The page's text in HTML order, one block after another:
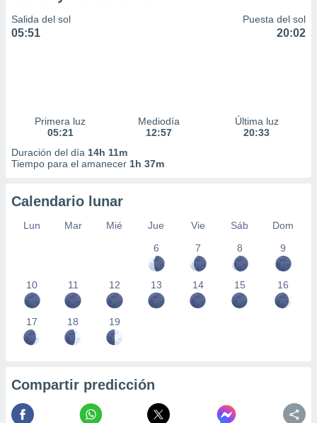
Salida del sol
05:51
Puesta del sol
20:02
Primera luz
05:21
Mediodía
12:57
Última luz
20:33
Duración del día 14h 11m
Tiempo para el amanecer 1h 37m
Calendario lunar
Lun Mar Mié Jue Vie Sáb
Dom
6
7 8 9
10 11 12 13 14 15 16
17 18 19
Compartir predicción